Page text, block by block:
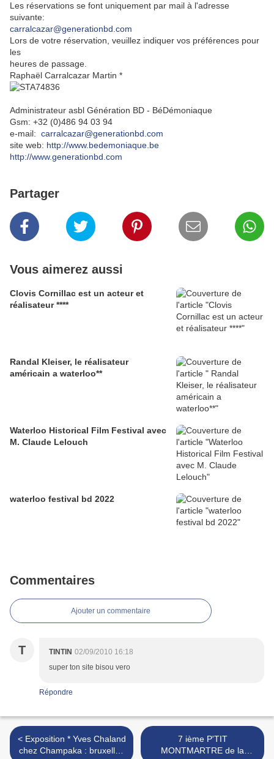
Les réservations se font uniquement par mail à l'adresse
suivante:
carralcazar@generationbd.com
Lors de votre réservation, veuillez indiquer vos préférences pour
les
heures de passage.
Raphaël Carralcazar Martin *
Administrateur asbl Génération BD - BéDémoniaque
Gsm: +32 (0)486 94 03 94
e-mail: carralcazar@generationbd.com
site web: http://www.bedemoniaque.be
http://www.generationbd.com
Partager
Vous aimerez aussi
Clovis Cornillac est un acteur et
réalisateur ****
Randal Kleiser, le réalisateur
américain a waterloo**
Waterloo Historical Film Festival avec
M. Claude Lelouch
waterloo festival bd 2022
Commentaires
Ajouter un commentaire
T TINTIN 02/09/2010 16:18
super ton site bisou vero
Répondre
< Exposition * Yves Chaland
chez Champaka : bruxelles
7 ième P'TIT
MONTMARTRE de la